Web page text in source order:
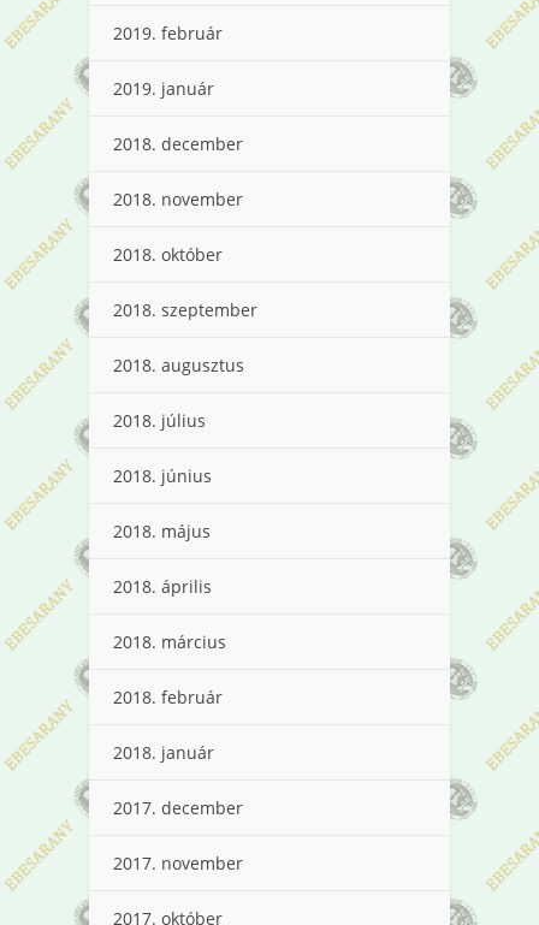
2019. február
2019. január
2018. december
2018. november
2018. október
2018. szeptember
2018. augusztus
2018. július
2018. június
2018. május
2018. április
2018. március
2018. február
2018. január
2017. december
2017. november
2017. október